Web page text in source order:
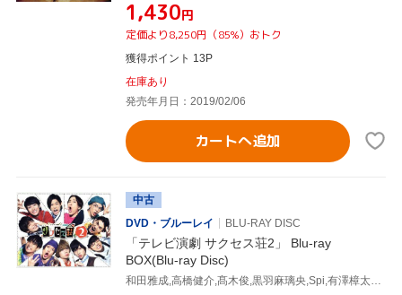
¥1,430円
定価より8,250円（85%）おトク
獲得ポイント 13P
在庫あり
発売年月日：2019/02/06
カートへ追加
中古
DVD・ブルーレイ
BLU-RAY DISC
「テレビ演劇 サクセス荘2」 Blu-ray
BOX(Blu-ray Disc)